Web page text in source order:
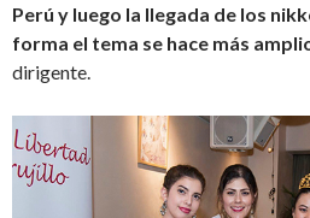
Perú y luego la llegada de los
forma el tema se hace más
dirigente.